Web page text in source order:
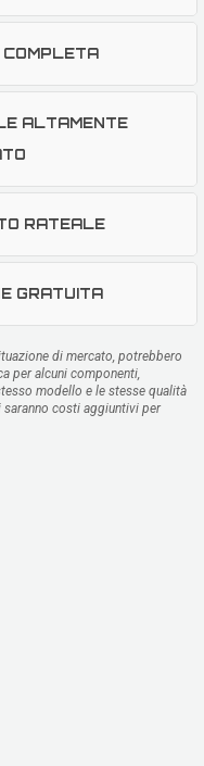
COMPLETA
ALTAMENTE
RATEALE
GRATUITA
di mercato, potrebbero
per alcuni componenti,
modello e le stesse qualità
costi aggiuntivi per